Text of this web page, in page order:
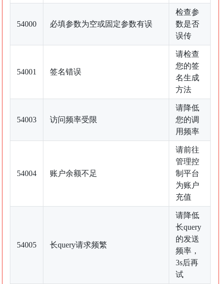
54000 必填参数为空或固定参数有误
检查参
数是否
误传
54001 签名错误
请检查
您的签
名生成
方法
54003 访问频率受限
请降低
您的调
用频率
54004 账户余额不足
请前往
管理控
制平台
为账户
充值
54005 长query请求频繁
请降低
长query
的发送
频率，
3s后再
试